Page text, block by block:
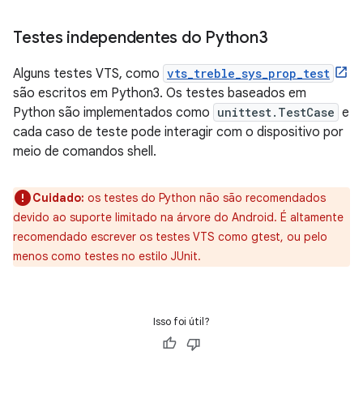
Testes independentes do Python3
Alguns testes VTS, como vts_treble_sys_prop_test
são escritos em Python3. Os testes baseados em
Python são implementados como unittest.TestCase e
cada caso de teste pode interagir com o dispositivo por
meio de comandos shell.
Cuidado: os testes do Python não são recomendados
devido ao suporte limitado na árvore do Android. É altamente
recomendado escrever os testes VTS como gtest, ou pelo
menos como testes no estilo JUnit.
Isso foi útil?